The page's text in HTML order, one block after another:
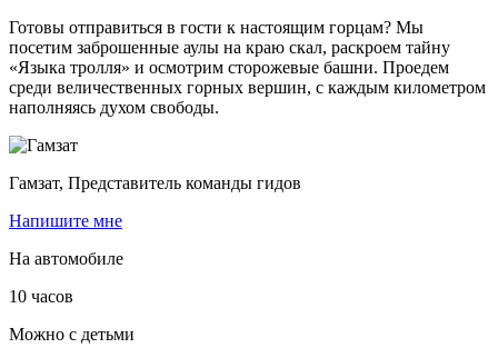
Готовы отправиться в гости к настоящим горцам? Мы
посетим заброшенные аулы на краю скал, раскроем тайну
«Языка тролля» и осмотрим сторожевые башни. Проедем
среди величественных горных вершин, с каждым километром
наполняясь духом свободы.
Гамзат, Представитель команды гидов
Напишите мне
На автомобиле
10 часов
Можно с детьми